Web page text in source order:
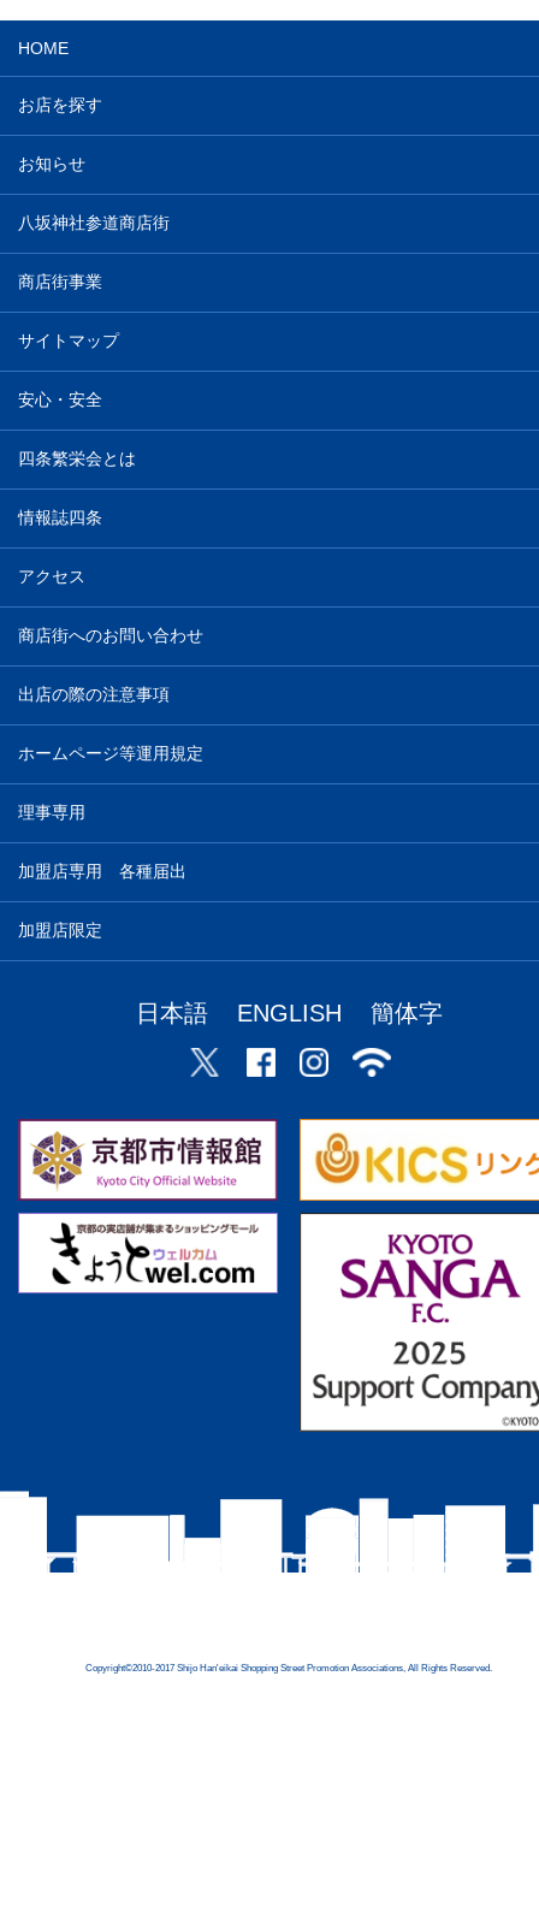
HOME
お店を探す
お知らせ
八坂神社参道商店街
商店街事業
サイトマップ
安心・安全
四条繁栄会とは
情報誌四条
アクセス
商店街へのお問い合わせ
出店の際の注意事項
ホームページ等運用規定
理事専用
加盟店専用 各種届出
加盟店限定
日本語 ENGLISH 簡体字
Copyright©2010-2017 Shijo Han'eikai Shopping Street Promotion Associations, All Rights Reserved.